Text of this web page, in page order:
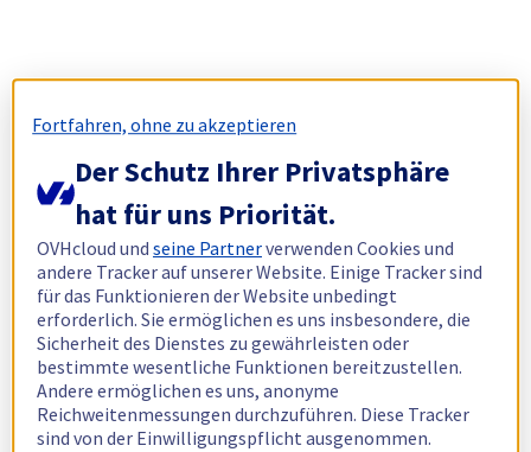
Fortfahren, ohne zu akzeptieren
Der Schutz Ihrer Privatsphäre
hat für uns Priorität.
OVHcloud undseine Partnerverwenden Cookies und
andere Tracker auf unserer Website. Einige Tracker sind
für das Funktionieren der Website unbedingt
erforderlich. Sie ermöglichen es uns insbesondere, die
Sicherheit des Dienstes zu gewährleisten oder
bestimmte wesentliche Funktionen bereitzustellen.
Andere ermöglichen es uns, anonyme
Reichweitenmessungen durchzuführen. Diese Tracker
sind von der Einwilligungspflicht ausgenommen.